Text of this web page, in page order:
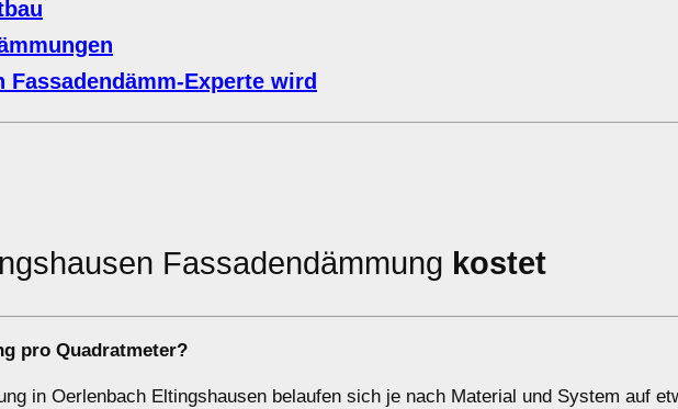
Experte wird
Fassadendämmung kostet
pro Quadratmeter?
in Oerlenbach Eltingshausen belaufen sich je nach Material und System auf